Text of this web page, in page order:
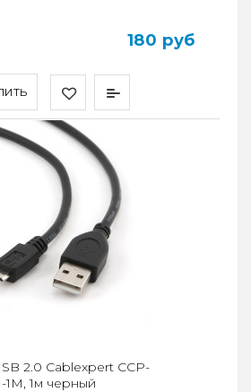
180 руб
2.0 Cablexpert CCP-
1м черный